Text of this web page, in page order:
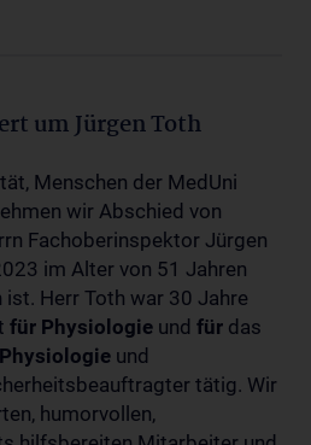
um Jürgen Toth
Menschen der MedUni
wir Abschied von
Fachoberinspektor Jürgen
im Alter von 51 Jahren
Herr Toth war 30 Jahre
für Physiologie und für das
Physiologie und
tätig. Wir
humorvollen,